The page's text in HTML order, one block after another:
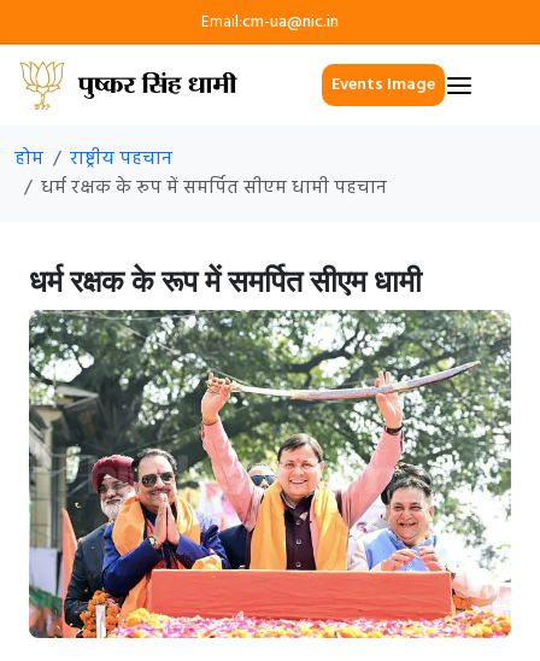
Email:cm-ua@nic.in
Events Image
होम
राष्ट्रीय पहचान
धर्म रक्षक के रूप में समर्पित सीएम धामी पहचान
धर्म रक्षक के रूप में समर्पित सीएम धामी